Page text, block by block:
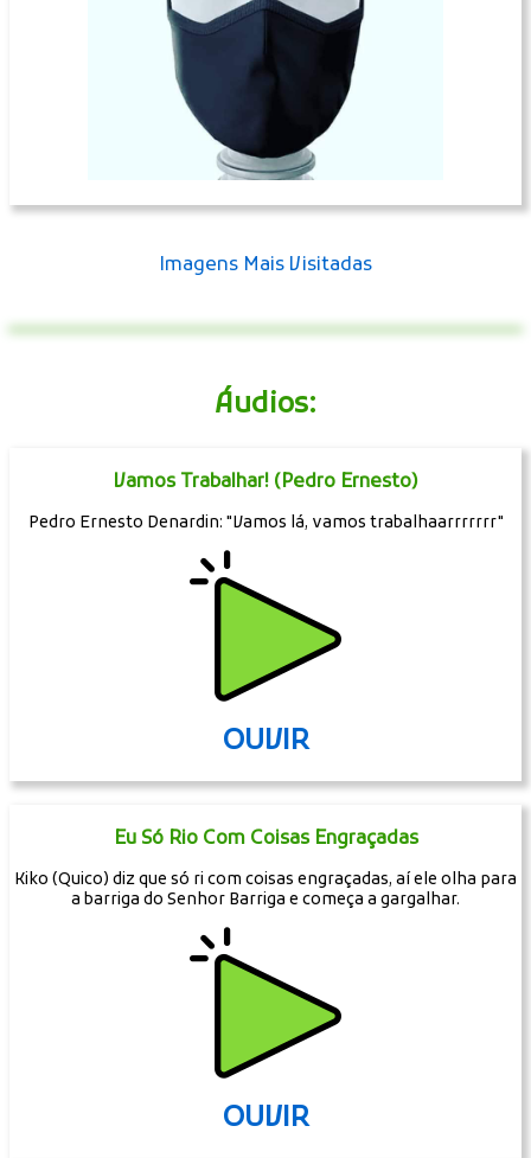
Imagens Mais Visitadas
Áudios:
Vamos Trabalhar! (Pedro Ernesto)
Pedro Ernesto Denardin: "Vamos lá, vamos trabalhaarrrrrrr"
OUVIR
Eu Só Rio Com Coisas Engraçadas
Kiko (Quico) diz que só ri com coisas engraçadas, aí ele olha para
a barriga do Senhor Barriga e começa a gargalhar.
OUVIR